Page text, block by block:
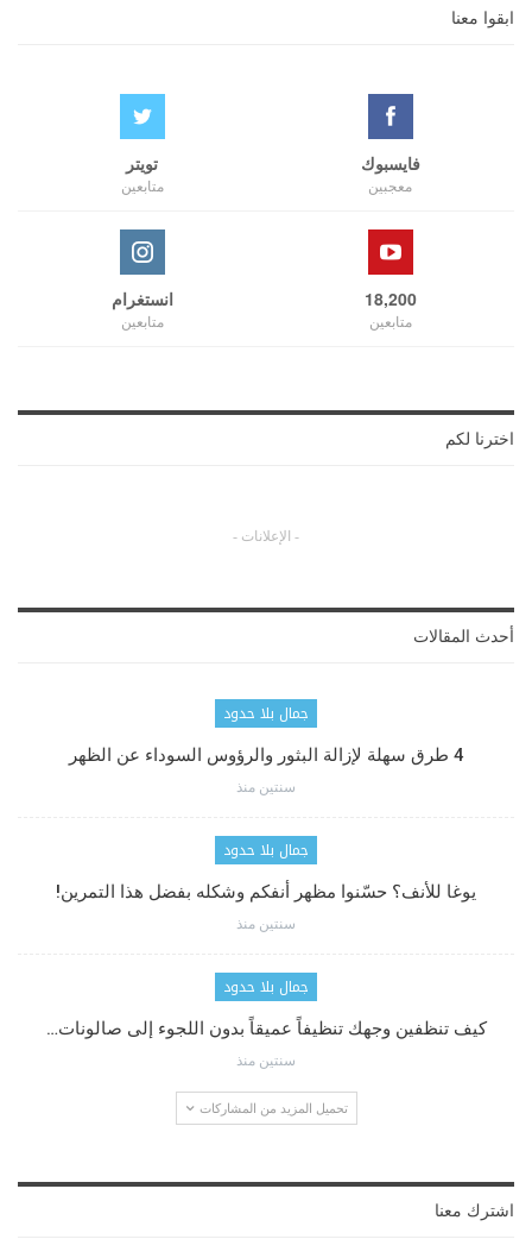
ابقوا معنا
فايسبوك
معجبين
تويتر
متابعين
18,200
متابعين
انستغرام
متابعين
اخترنا لكم
- الإعلانات -
أحدث المقالات
جمال بلا حدود
4 طرق سهلة لإزالة البثور والرؤوس السوداء عن الظهر
سنتين منذ
جمال بلا حدود
يوغا للأنف؟ حسّنوا مظهر أنفكم وشكله بفضل هذا التمرين!
سنتين منذ
جمال بلا حدود
كيف تنظفين وجهك تنظيفاً عميقاً بدون اللجوء إلى صالونات…
سنتين منذ
تحميل المزيد من المشاركات
اشترك معنا